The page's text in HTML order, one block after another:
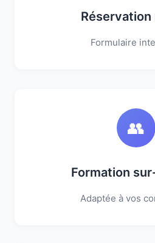
Réservation
Formulaire
👥
Formation
Adaptée à vos